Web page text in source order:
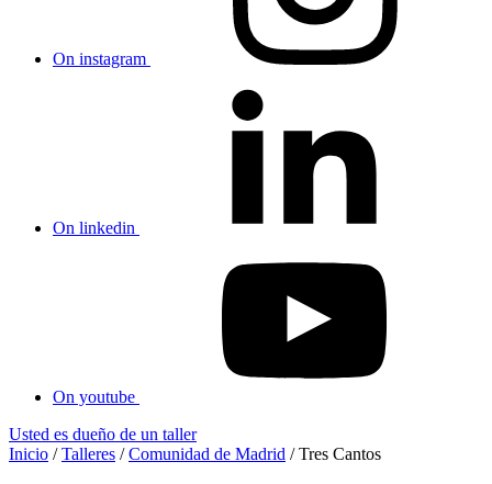
On instagram
On linkedin
On youtube
Usted es dueño de un taller
Inicio /Talleres /Comunidad de Madrid /Tres Cantos